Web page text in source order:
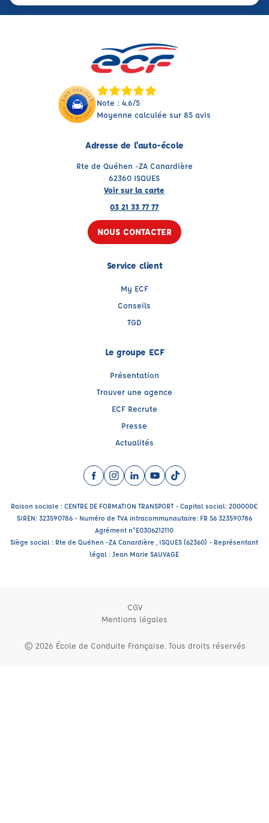
Note : 4.6/5
Moyenne calculée sur 85 avis
Adresse de l'auto-école
Rte de Quéhen -ZA Canardière
62360 ISQUES
Voir sur la carte
03 21 33 77 77
NOUS CONTACTER
Service client
My ECF
Conseils
TGD
Le groupe ECF
Présentation
Trouver une agence
ECF Recrute
Presse
Actualités
Facebook (nouvelle fenêtre)
Instagram (nouvelle fenêtre)
LinkedIn (nouvelle fenêtre)
YouTube (nouvelle fenêtre)
TikTok (nouvelle
Raison sociale : CENTRE DE FORMATION TRANSPORT - Capital social: 200000€
SIREN: 323590786 - Numéro de TVA intracommunautaire: FR 56 323590786
Agrément n°E0306212110
Siège social : Rte de Quéhen -ZA Canardière , ISQUES (62360) - Représentant
légal : Jean Marie SAUVAGE
CGV
Mentions légales
© 2026 École de Conduite Française. Tous droits réservés